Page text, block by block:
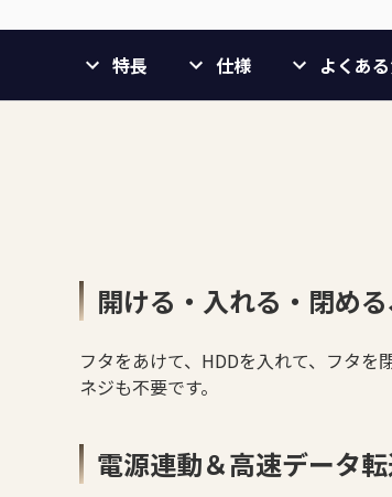
特長 仕様 よくあ
開ける・入れる・閉め
フタをあけて、HDDを入れて、フタを
ネジも不要です。
電源連動＆高速データ